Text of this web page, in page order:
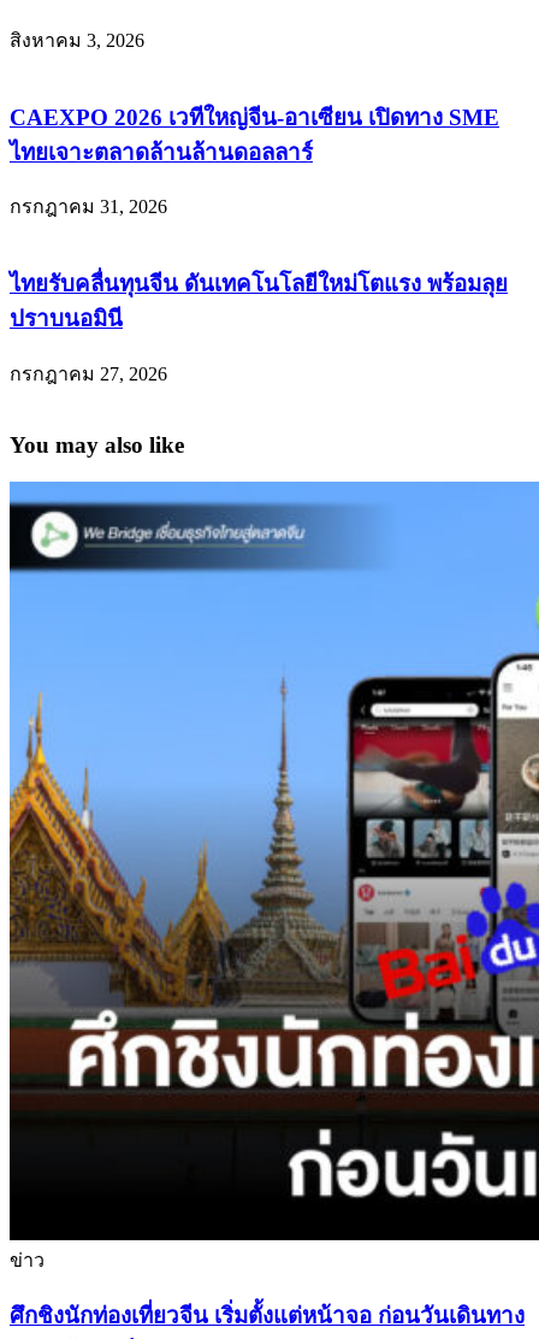
สิงหาคม 3, 2026
CAEXPO 2026 เวทีใหญ่จีน-อาเซียน เปิดทาง SME
ไทยเจาะตลาดล้านล้านดอลลาร์
กรกฎาคม 31, 2026
ไทยรับคลื่นทุนจีน ดันเทคโนโลยีใหม่โตแรง พร้อมลุย
ปราบนอมินี
กรกฎาคม 27, 2026
You may also like
ข่าว
ศึกชิงนักท่องเที่ยวจีน เริ่มตั้งแต่หน้าจอ ก่อนวันเดินทาง